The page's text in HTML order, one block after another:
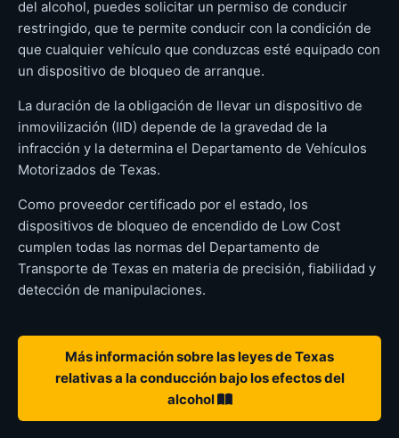
del alcohol, puedes solicitar un permiso de conducir
restringido, que te permite conducir con la condición de
que cualquier vehículo que conduzcas esté equipado con
un dispositivo de bloqueo de arranque.
La duración de la obligación de llevar un dispositivo de
inmovilización (IID) depende de la gravedad de la
infracción y la determina el Departamento de Vehículos
Motorizados de Texas.
Como proveedor certificado por el estado, los
dispositivos de bloqueo de encendido de Low Cost
cumplen todas las normas del Departamento de
Transporte de Texas en materia de precisión, fiabilidad y
detección de manipulaciones.
Más información sobre las leyes de Texas
relativas a la conducción bajo los efectos del
alcohol